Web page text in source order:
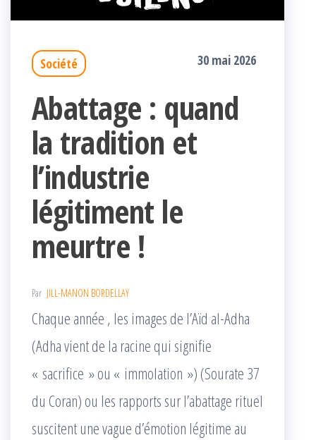
Société 30 mai 2026
Abattage : quand
la tradition et
l’industrie
légitiment le
meurtre !
Par JILL-MANON BORDELLAY
Chaque année , les images de l’Aïd al-Adha
(Adha vient de la racine qui signifie
« sacrifice » ou « immolation ») (Sourate 37
du Coran) ou les rapports sur l’abattage rituel
suscitent une vague d’émotion légitime au